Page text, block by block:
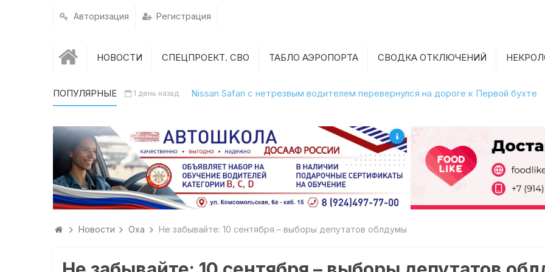
Авторизация Регистрация
НОВОСТИ СПЕЦПРОЕКТ. СВО ТАБЛО АЭРОПОРТА СВОДКА ОТКЛЮЧЕНИЙ
ПОПУЛЯРНЫЕ 1 день назад Nissan Safari с нетрезвым водителем перевернулся на дороге к Первой бухте
Новости Оха Не забывайте: 10 сентября – выборы депутатов облдумы